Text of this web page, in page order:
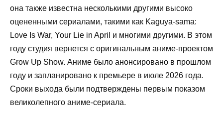
она также известна несколькими другими высоко
оцененными сериалами, такими как Kaguya-sama:
Love Is War, Your Lie in April и многими другими. В этом
году студия вернется с оригинальным аниме-проектом
Grow Up Show. Аниме было анонсировано в прошлом
году и запланировано к премьере в июле 2026 года.
Сроки выхода были подтверждены первым показом
великолепного аниме-сериала.